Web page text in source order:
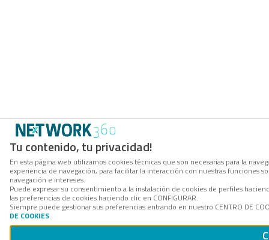
Tu contenido, tu privacidad!
En esta página web utilizamos cookies técnicas que son necesarias para la
experiencia de navegación, para facilitar la interacción con nuestras funciones
navegación e intereses.
Puede expresar su consentimiento a la instalación de cookies de perfiles
las preferencias de cookies haciendo clic en CONFIGURAR.
Siempre puede gestionar sus preferencias entrando en nuestro CENTRO DE
DE COOKIES.